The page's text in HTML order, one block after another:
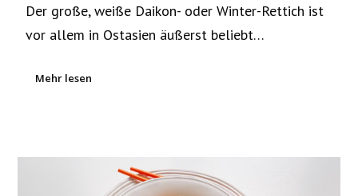
Der große, weiße Daikon- oder Winter-Rettich ist
vor allem in Ostasien äußerst beliebt…
Mehr lesen